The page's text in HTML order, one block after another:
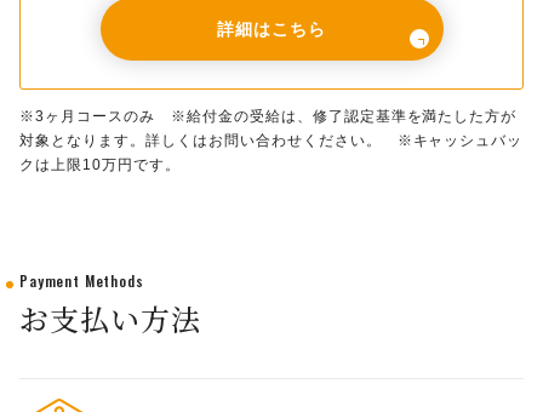
詳細はこちら
※3ヶ月コースのみ ※給付金の受給は、修了認定基準を満たした方が
対象となります。詳しくはお問い合わせください。 ※キャッシュバッ
クは上限10万円です。
Payment Methods
お支払い方法